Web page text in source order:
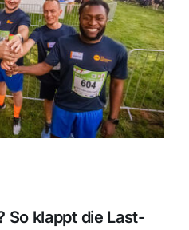
So klappt die Last-